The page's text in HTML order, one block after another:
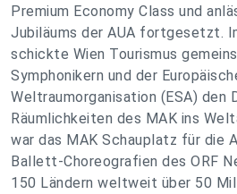
Premium Economy Class und
Jubiläums der AUA fortgesetzt.
schickte Wien Tourismus
Symphonikern und der
Weltraumorganisation (ESA) den
Räumlichkeiten des MAK ins
war das MAK Schauplatz für die
Ballett-Choreografien des ORF
150 Ländern weltweit über 50